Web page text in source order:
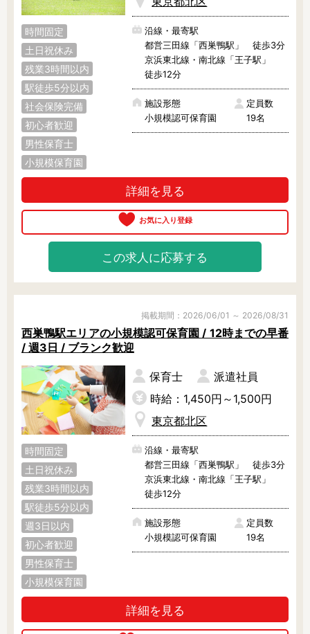
時間固定
土日祝休み
残業3時間以内
駅徒歩5分以内
社会保険完備
初心者歓迎
男性保育士
小規模保育園
沿線・最寄駅
都営三田線「西巣鴨駅」 徒歩3分
京浜東北線・南北線「王子駅」
徒歩12分
施設形態
小規模認可保育園
定員数
19名
詳細を見る
この求人に応募する
掲載期間：2026/06/01 ～ 2026/08/31
西巣鴨駅エリアの小規模認可保育園 / 12時までの早番
/ 週3日 / ブランク歓迎
時間固定
土日祝休み
残業3時間以内
駅徒歩5分以内
週3日以内
初心者歓迎
男性保育士
小規模保育園
保育士
派遣社員
時給：1,450円～1,500円
東京都北区
沿線・最寄駅
都営三田線「西巣鴨駅」 徒歩3分
京浜東北線・南北線「王子駅」
徒歩12分
施設形態
小規模認可保育園
定員数
19名
詳細を見る
東京23区内で絞り込む
東京23区内 千代田区 中央区
港区
渋谷区 台東区
江東区 荒川区 足立区
葛飾区
大田区
杉並区 練馬区
豊島区
その他の地域で絞り込む
あきる野市 稲城市
青梅市 清瀬市
小金井市 国分寺市 小平市
狛江市 立川市 多摩市
調布市 西東京市 八王子市
羽村市 東久留米市 東村山市
東大和市
福生市 町田市
武蔵野市 武蔵村山市 西多摩郡